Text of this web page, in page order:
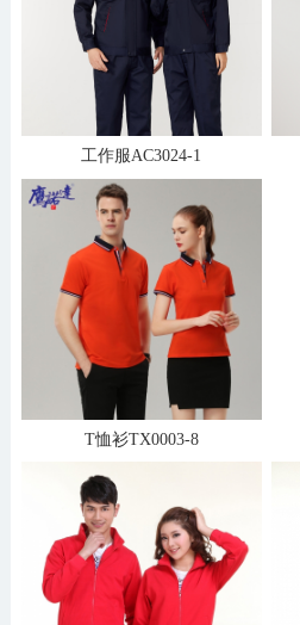
工作服AC3024-1
T恤衫TX0003-8